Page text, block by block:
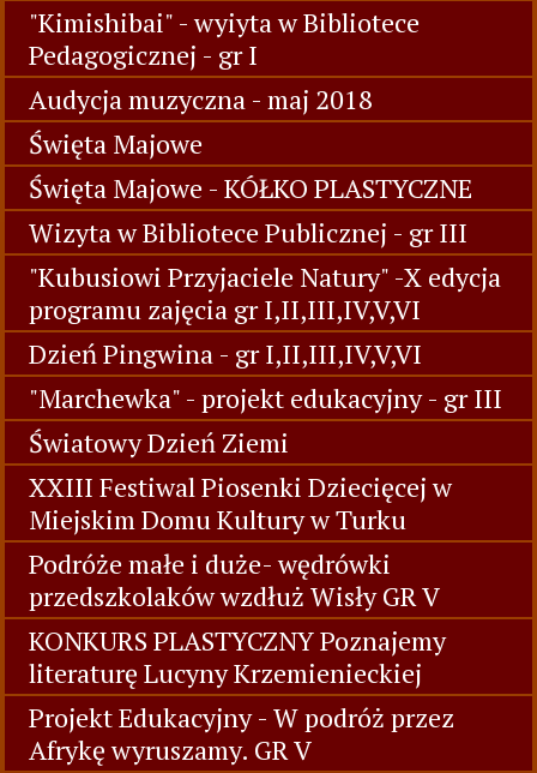
"Kimishibai" - wyiyta w Bibliotece
Pedagogicznej - gr I
Audycja muzyczna - maj 2018
Święta Majowe
Święta Majowe - KÓŁKO PLASTYCZNE
Wizyta w Bibliotece Publicznej - gr III
"Kubusiowi Przyjaciele Natury" -X edycja
programu zajęcia gr I,II,III,IV,V,VI
Dzień Pingwina - gr I,II,III,IV,V,VI
"Marchewka" - projekt edukacyjny - gr III
Światowy Dzień Ziemi
XXIII Festiwal Piosenki Dziecięcej w
Miejskim Domu Kultury w Turku
Podróże małe i duże- wędrówki
przedszkolaków wzdłuż Wisły GR V
KONKURS PLASTYCZNY Poznajemy
literaturę Lucyny Krzemienieckiej
Projekt Edukacyjny - W podróż przez
Afrykę wyruszamy. GR V